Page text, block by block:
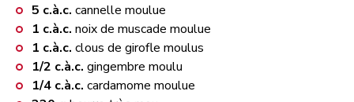
5 c.à.c. cannelle moulue
1 c.à.c. noix de muscade moulue
1 c.à.c. clous de girofle moulus
1/2 c.à.c. gingembre moulu
1/4 c.à.c. cardamome moulue